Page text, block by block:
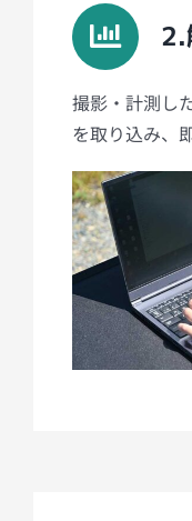
2.
撮影・計測し
を取り込み、